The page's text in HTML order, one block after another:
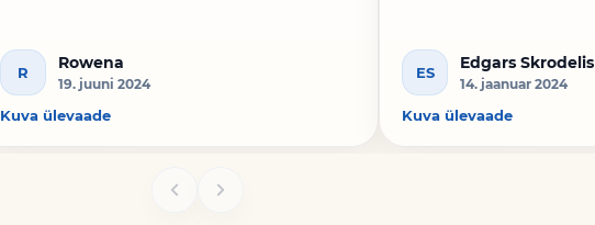
R
Rowena
19. juuni 2024
Kuva ülevaade
ES
Edgars Skrodelis
14. jaanuar 2024
Kuva ülevaade